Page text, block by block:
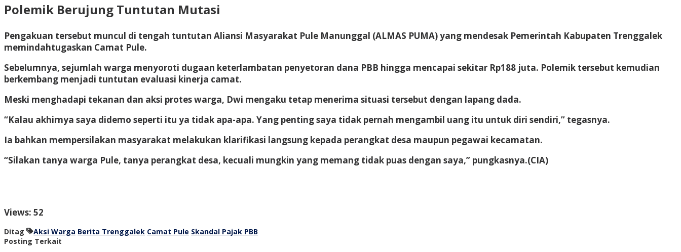
Polemik Berujung Tuntutan Mutasi
Pengakuan tersebut muncul di tengah tuntutan Aliansi Masyarakat Pule Manunggal (ALMAS PUMA) yang mendesak Pemerintah Kabupaten Trenggalek
memindahtugaskan Camat Pule.
Sebelumnya, sejumlah warga menyoroti dugaan keterlambatan penyetoran dana PBB hingga mencapai sekitar Rp188 juta. Polemik tersebut kemudian
berkembang menjadi tuntutan evaluasi kinerja camat.
Meski menghadapi tekanan dan aksi protes warga, Dwi mengaku tetap menerima situasi tersebut dengan lapang dada.
“Kalau akhirnya saya didemo seperti itu ya tidak apa-apa. Yang penting saya tidak pernah mengambil uang itu untuk diri sendiri,” tegasnya.
Ia bahkan mempersilakan masyarakat melakukan klarifikasi langsung kepada perangkat desa maupun pegawai kecamatan.
“Silakan tanya warga Pule, tanya perangkat desa, kecuali mungkin yang memang tidak puas dengan saya,” pungkasnya.(CIA)
Views: 52
Ditag Aksi Warga Berita Trenggalek Camat Pule Skandal Pajak PBB
Posting Terkait